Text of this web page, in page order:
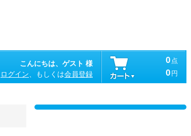
こんにちは、ゲスト 様
ログイン 、もしくは会員登録
0 点
0 円